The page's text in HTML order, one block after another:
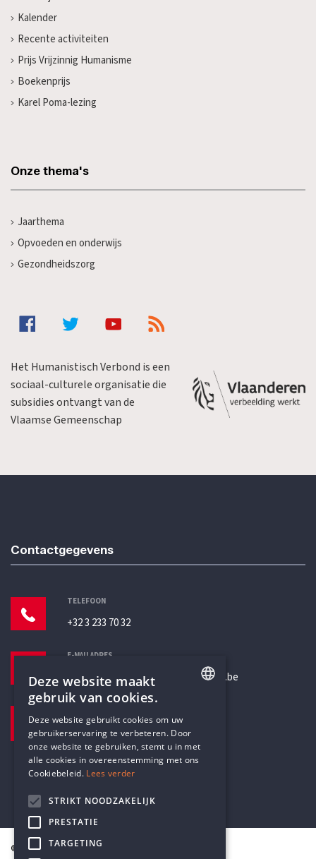
Kalender
Recente activiteiten
Prijs Vrijzinnig Humanisme
Boekenprijs
Karel Poma-lezing
Onze thema's
Jaarthema
Opvoeden en onderwijs
Gezondheidszorg
Het Humanistisch Verbond is een
sociaal-culturele organisatie die
subsidies ontvangt van de
Vlaamse Gemeenschap
Contactgegevens
TELEFOON
+32 3 233 70 32
E-MAILADRES
secretariaat@humanistischverbond.be
Pottenbrug 4
Antwerpen, 2000
© Humanistisch Verbond 2026
DUTCH
Deze website maakt
gebruik van cookies.
Deze website gebruikt cookies om uw
gebruikerservaring te verbeteren. Door
onze website te gebruiken, stemt u in met
alle cookies in overeenstemming met ons
Cookiebeleid. Lees verder
STRIKT NOODZAKELIJK
PRESTATIE
TARGETING